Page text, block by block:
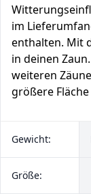
im
enthalten. Mit
in deinen
weiteren
größere
Gewicht:
Größe: